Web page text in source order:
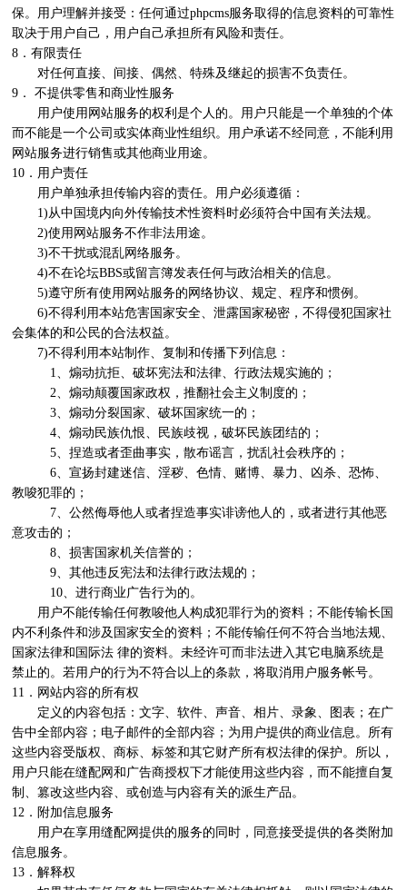
保。用户理解并接受：任何通过phpcms服务取得的信息资料的可靠性
取决于用户自己，用户自己承担所有风险和责任。
8．有限责任
对任何直接、间接、偶然、特殊及继起的损害不负责任。
9． 不提供零售和商业性服务
用户使用网站服务的权利是个人的。用户只能是一个单独的个体
而不能是一个公司或实体商业性组织。用户承诺不经同意，不能利用
网站服务进行销售或其他商业用途。
10．用户责任
用户单独承担传输内容的责任。用户必须遵循：
1)从中国境内向外传输技术性资料时必须符合中国有关法规。
2)使用网站服务不作非法用途。
3)不干扰或混乱网络服务。
4)不在论坛BBS或留言簿发表任何与政治相关的信息。
5)遵守所有使用网站服务的网络协议、规定、程序和惯例。
6)不得利用本站危害国家安全、泄露国家秘密，不得侵犯国家社
会集体的和公民的合法权益。
7)不得利用本站制作、复制和传播下列信息：
1、煽动抗拒、破坏宪法和法律、行政法规实施的；
2、煽动颠覆国家政权，推翻社会主义制度的；
3、煽动分裂国家、破坏国家统一的；
4、煽动民族仇恨、民族歧视，破坏民族团结的；
5、捏造或者歪曲事实，散布谣言，扰乱社会秩序的；
6、宣扬封建迷信、淫秽、色情、赌博、暴力、凶杀、恐怖、
教唆犯罪的；
7、公然侮辱他人或者捏造事实诽谤他人的，或者进行其他恶
意攻击的；
8、损害国家机关信誉的；
9、其他违反宪法和法律行政法规的；
10、进行商业广告行为的。
用户不能传输任何教唆他人构成犯罪行为的资料；不能传输长国
内不利条件和涉及国家安全的资料；不能传输任何不符合当地法规、
国家法律和国际法 律的资料。未经许可而非法进入其它电脑系统是
禁止的。若用户的行为不符合以上的条款，将取消用户服务帐号。
11．网站内容的所有权
定义的内容包括：文字、软件、声音、相片、录象、图表；在广
告中全部内容；电子邮件的全部内容；为用户提供的商业信息。所有
这些内容受版权、商标、标签和其它财产所有权法律的保护。所以，
用户只能在缝配网和广告商授权下才能使用这些内容，而不能擅自复
制、篡改这些内容、或创造与内容有关的派生产品。
12．附加信息服务
用户在享用缝配网提供的服务的同时，同意接受提供的各类附加
信息服务。
13．解释权